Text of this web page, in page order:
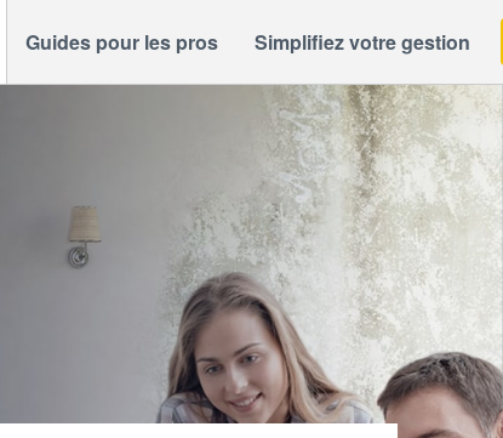
Guides pour les pros Simplifiez votre gestion